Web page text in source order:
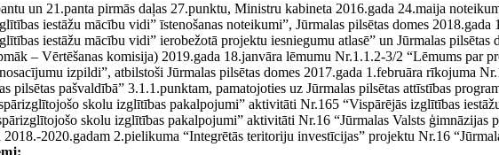
un 21.panta pirmās daļas 27.punktu, Ministru kabineta 2016.gada 24.maija
iestāžu mācību vidi” īstenošanas noteikumi”, Jūrmalas pilsētas domes 2018.gada
iestāžu mācību vidi” ierobežotā projektu iesniegumu atlasē” un Jūrmalas
– Vērtēšanas komisija) 2019.gada 18.janvāra lēmumu Nr.1.1.2-3/2 “Lēmums par
izpildi”, atbilstoši Jūrmalas pilsētas domes 2017.gada 1.februāra rīkojuma
pilsētas pašvaldībā” 3.1.1.punktam, pamatojoties uz Jūrmalas pilsētas attīstības
skolu izglītības pakalpojumi” aktivitāti Nr.165 “Vispārējās izglītības
skolu izglītības pakalpojumi” aktivitāti Nr.16 “Jūrmalas Valsts ģimnāzijas
2020.gadam 2.pielikuma “Integrētās teritoriju investīcijas” projektu Nr.16